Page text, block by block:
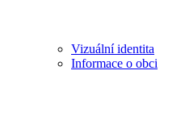
Vizuální identita
Informace o obci